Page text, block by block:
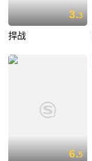
3.3
捍战
6.5